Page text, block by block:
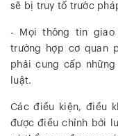
sẽ bị truy tố trước
- Mọi thông tin giao
trường hợp cơ quan
phải cung cấp
luật.
Các điều kiện, điều
được điều chỉnh bởi